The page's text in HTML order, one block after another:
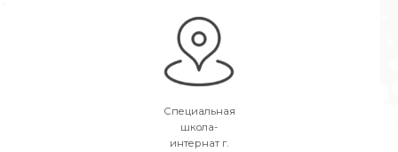
Специальная
школа-
интернат г.